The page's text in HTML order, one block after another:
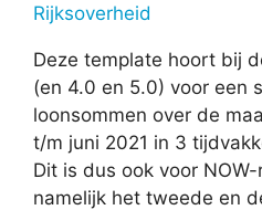
Rijksoverheid
Deze template hoort bij
(en 4.0 en 5.0) voor een
loonsommen over de
t/m juni 2021 in 3
Dit is dus ook voor
namelijk het tweede en